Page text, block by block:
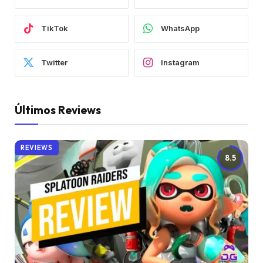
TikTok WhatsApp
Twitter Instagram
Últimos Reviews
8.5
REVIEWS